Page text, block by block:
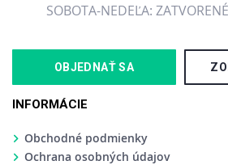
SOBOTA-NEDEĽA: ZATVORENÉ
OBJEDNAŤ SA
INFORMÁCIE
Obchodné podmienky
Ochrana osobných údajov